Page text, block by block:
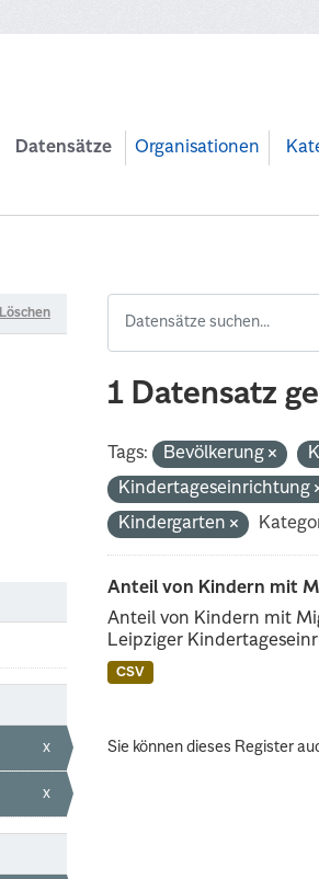
Datensätze Organisationen
Löschen
x
x
1 Datensatz
Tags: Bevölkerung
Kindertageseinrichtung
Kindergarten
Anteil von Kindern mit
Anteil von Kindern mit
Leipziger
CSV
Sie können dieses Register